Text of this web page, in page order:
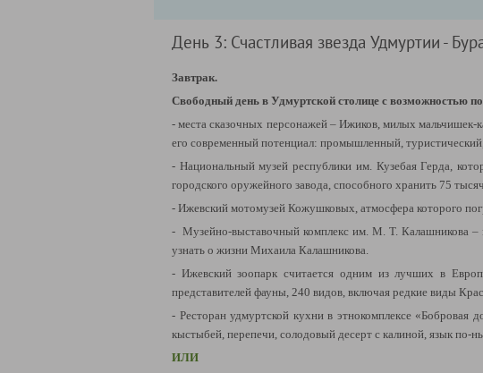
День 3: Счастливая звезда Удмуртии -
Завтрак.
Свободный день в Удмуртской столице с возможностью
- места сказочных персонажей – Ижиков, милых
его современный потенциал: промышленный,
- Национальный музей республики им. Кузебая Герда,
городского оружейного завода, способного хранить 75
- Ижевский мотомузей Кожушковых, атмосфера которого
- Музейно-выставочный комплекс им. М. Т. Калашникова –
узнать о жизни Михаила Калашникова.
- Ижевский зоопарк считается одним из лучших в
представителей фауны, 240 видов, включая редкие виды
- Ресторан удмуртской кухни в этнокомплексе «Бобровая
кыстыбей, перепечи, солодовый десерт с калиной, язык по-
ИЛИ